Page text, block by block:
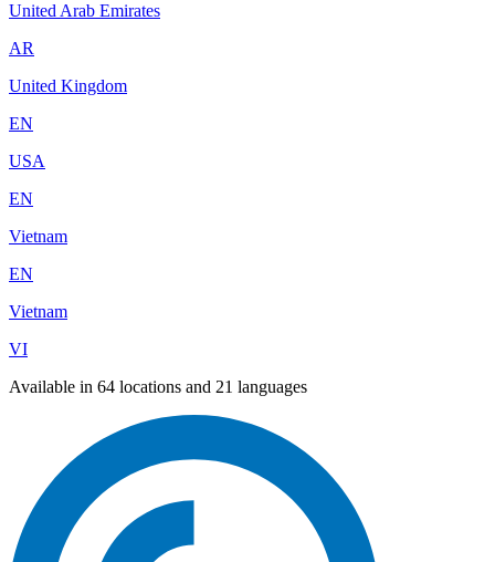
United Arab Emirates
AR
United Kingdom
EN
USA
EN
Vietnam
EN
Vietnam
VI
Available in 64 locations and 21 languages